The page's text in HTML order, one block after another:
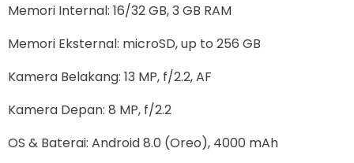
Memori Internal: 16/32 GB, 3 GB RAM
Memori Eksternal: microSD, up to 256 GB
Kamera Belakang: 13 MP, f/2.2, AF
Kamera Depan: 8 MP, f/2.2
OS & Baterai: Android 8.0 (Oreo), 4000 mAh